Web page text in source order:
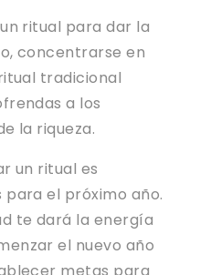
ritual para dar la
concentrarse en
tradicional
a los
la riqueza.
un ritual es
el próximo año.
te dará la energía
el nuevo año
metas para